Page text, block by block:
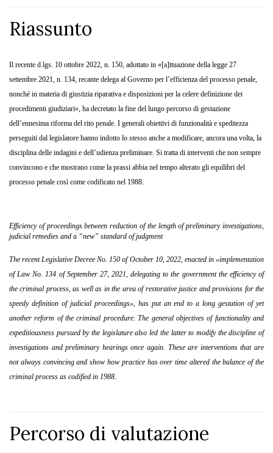
Riassunto
Il recente d.lgs. 10 ottobre 2022, n. 150, adottato in «[a]ttuazione della legge 27
settembre 2021, n. 134, recante delega al Governo per l’efficienza del processo penale,
nonché in materia di giustizia riparativa e disposizioni per la celere definizione dei
procedimenti giudiziari», ha decretato la fine del lungo percorso di gestazione
dell’ennesima riforma del rito penale. I generali obiettivi di funzionalità e speditezza
perseguiti dal legislatore hanno indotto lo stesso anche a modificare, ancora una volta, la
disciplina delle indagini e dell’udienza preliminare. Si tratta di interventi che non sempre
convincono e che mostrano come la prassi abbia nel tempo alterato gli equilibri del
processo penale così come codificato nel 1988.
Efficiency of proceedings between reduction of the length of preliminary investigations,
judicial remedies and a “new” standard of judgment
The recent Legislative Decree No. 150 of October 10, 2022, enacted in «implementation
of Law No. 134 of September 27, 2021, delegating to the government the efficiency of
the criminal process, as well as in the area of restorative justice and provisions for the
speedy definition of judicial proceedings», has put an end to a long gestation of yet
another reform of the criminal procedure. The general objectives of functionality and
expeditiousness pursued by the legislature also led the latter to modify the discipline of
investigations and preliminary hearings once again. These are interventions that are
not always convincing and show how practice has over time altered the balance of the
criminal process as codified in 1988.
Percorso di valutazione